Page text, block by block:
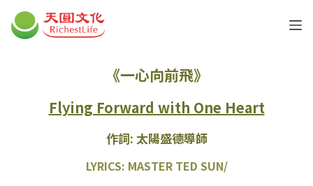
《一心向前飛》
Flying Forward with One Heart
作詞: 太陽盛德導師
LYRICS: MASTER TED SUN/